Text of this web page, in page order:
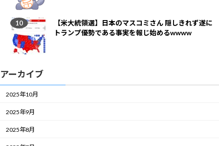
【米大統領選】日本のマスコミさん 隠しきれず遂に
トランプ優勢である事実を報じ始めるwwww
アーカイブ
2025年10月
2025年9月
2025年8月